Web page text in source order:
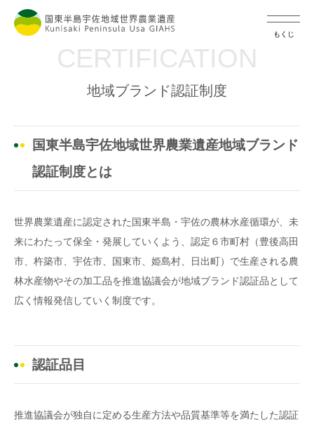
もくじ
CERTIFICATION
地域ブランド認証制度
国東半島宇佐地域世界農業遺産地域ブランド
認証制度とは
世界農業遺産に認定された国東半島・宇佐の農林水産循環が、未
来にわたって保全・発展していくよう、認定６市町村（豊後高田
市、杵築市、宇佐市、国東市、姫島村、日出町）で生産される農
林水産物やその加工品を推進協議会が地域ブランド認証品として
広く情報発信していく制度です。
認証品目
推進協議会が独自に定める生産方法や品質基準等を満たした認証